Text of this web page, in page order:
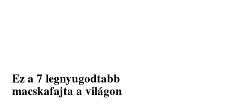
Ez a 7 legnyugodtabb
macskafajta a világon